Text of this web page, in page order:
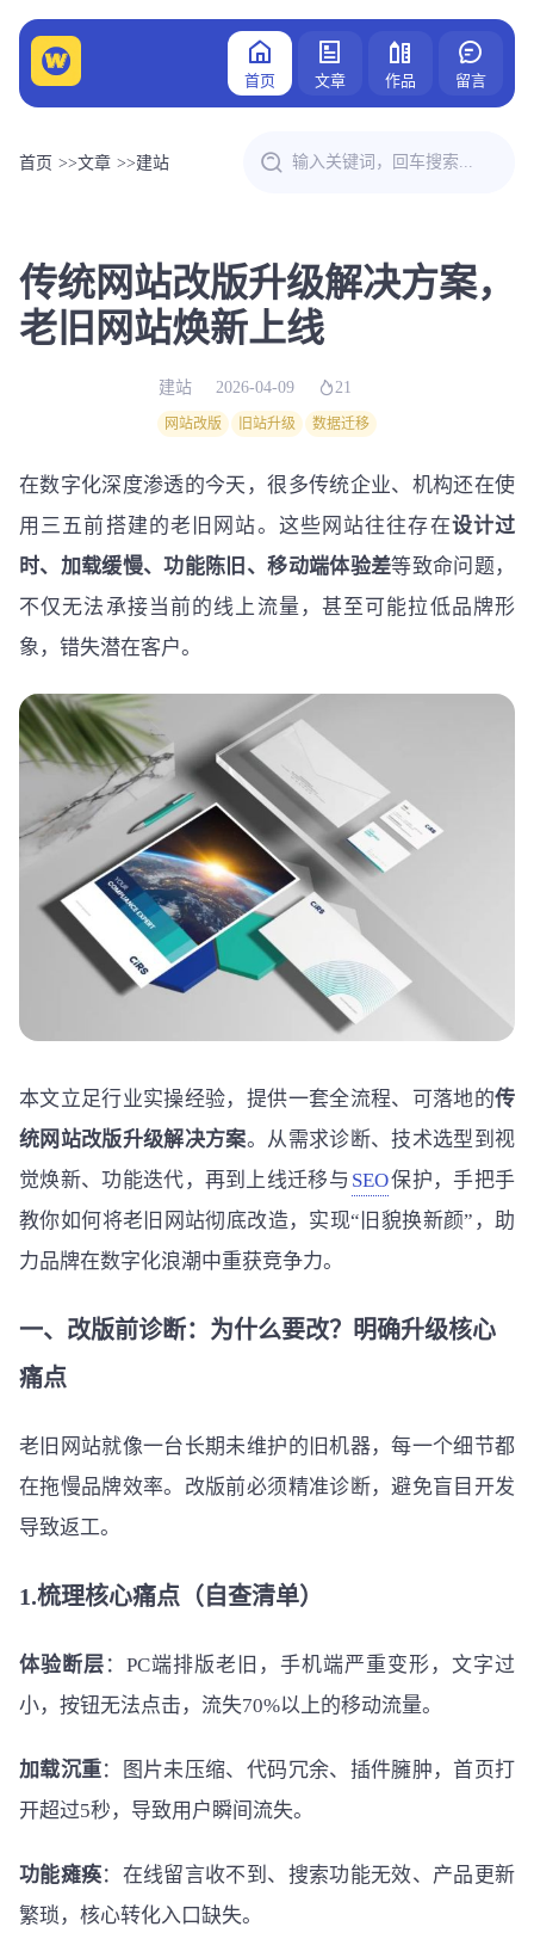
首页 文章 作品 留言
首页 >>文章 >>建站
传统网站改版升级解决方案，
老旧网站焕新上线
建站 2026-04-09 21
网站改版 旧站升级 数据迁移
在数字化深度渗透的今天，很多传统企业、机构还在使
用三五前搭建的老旧网站。这些网站往往存在设计过
时、加载缓慢、功能陈旧、移动端体验差等致命问题，
不仅无法承接当前的线上流量，甚至可能拉低品牌形
象，错失潜在客户。
本文立足行业实操经验，提供一套全流程、可落地的传
统网站改版升级解决方案。从需求诊断、技术选型到视
觉焕新、功能迭代，再到上线迁移与 SEO保护，手把手
教你如何将老旧网站彻底改造，实现“旧貌换新颜”，助
力品牌在数字化浪潮中重获竞争力。
一、改版前诊断：为什么要改？明确升级核心
痛点
老旧网站就像一台长期未维护的旧机器，每一个细节都
在拖慢品牌效率。改版前必须精准诊断，避免盲目开发
导致返工。
1.梳理核心痛点（自查清单）
体验断层 ：PC端排版老旧，手机端严重变形，文字过
小，按钮无法点击，流失70%以上的移动流量。
加载沉重：图片未压缩、代码冗余、插件臃肿，首页打
开超过5秒，导致用户瞬间流失。
功能瘫痪：在线留言收不到、搜索功能无效、产品更新
繁琐，核心转化入口缺失。